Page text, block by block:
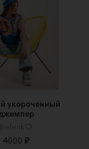
укороченный
BelenkO
4000 ₽